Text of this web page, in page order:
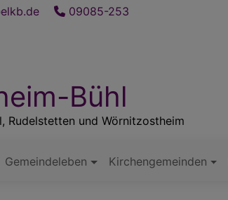
09085-253
Bühl
Rudelstetten und Wörnitzostheim
Gemeindeleben Kirchengemeinden